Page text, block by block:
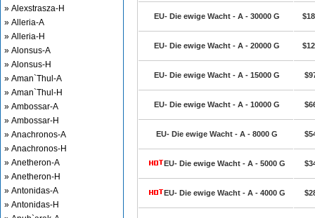
» Alexstrasza-H
» Alleria-A
» Alleria-H
» Alonsus-A
» Alonsus-H
» Aman`Thul-A
» Aman`Thul-H
» Ambossar-A
» Ambossar-H
» Anachronos-A
» Anachronos-H
» Anetheron-A
» Anetheron-H
» Antonidas-A
» Antonidas-H
EU- Die ewige Wacht - A - 30000 G
EU- Die ewige Wacht - A - 20000 G
EU- Die ewige Wacht - A - 15000 G
EU- Die ewige Wacht - A - 10000 G
EU- Die ewige Wacht - A - 8000 G
EU- Die ewige Wacht - A - 5000 G
EU- Die ewige Wacht - A - 4000 G